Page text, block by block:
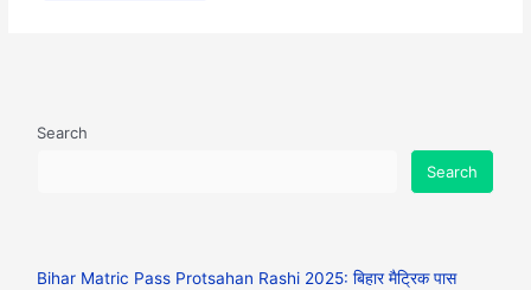
Search
Search
Bihar Matric Pass Protsahan Rashi 2025: बिहार मैट्रिक पास